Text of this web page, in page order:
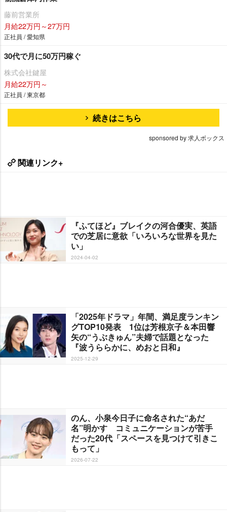
藤前営業所
月給22万円～27万円
正社員 / 愛知県
30代で月に50万円稼ぐ
株式会社鍵屋
月給22万円～
正社員 / 東京都
続きはこちら
sponsored by 求人ボックス
関連リンク+
『ふてほど』ブレイクの河合優実、英語
での芝居に意欲「いろいろな世界を見た
い」
2024-04-02
「2025年ドラマ」年間、満足度ランキン
グTOP10発表 1位は芳根京子＆本田響
矢の“うぶきゅん”夫婦で話題となった
『波うららかに、めおと日和』
2025-12-29
のん、小泉今日子に命名された“あだ
名”明かす コミュニケーションが苦手
だった20代「スペースを見つけて引きこ
もって」
2026-07-22